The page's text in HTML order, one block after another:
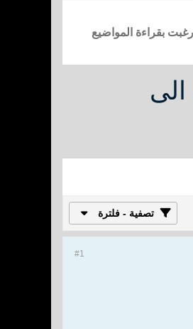
بقراءة المواضيع
تصفية - فلترة
#1